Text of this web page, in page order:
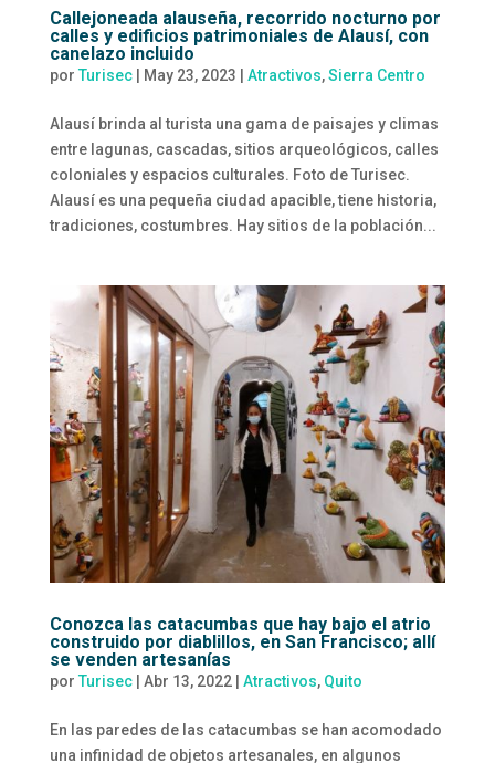
Callejoneada alauseña, recorrido nocturno por
calles y edificios patrimoniales de Alausí, con
canelazo incluido
por Turisec| May 23, 2023 Atractivos,Sierra Centro
Alausí brinda al turista una gama de paisajes y climas
entre lagunas, cascadas, sitios arqueológicos, calles
coloniales y espacios culturales. Foto de Turisec.
Alausí es una pequeña ciudad apacible, tiene historia,
tradiciones, costumbres. Hay sitios de la población...
Conozca las catacumbas que hay bajo el atrio
construido por diablillos, en San Francisco; allí
se venden artesanías
por Turisec| Abr 13, 2022| Atractivos, Quito
En las paredes de las catacumbas se han acomodado
una infinidad de objetos artesanales, en algunos